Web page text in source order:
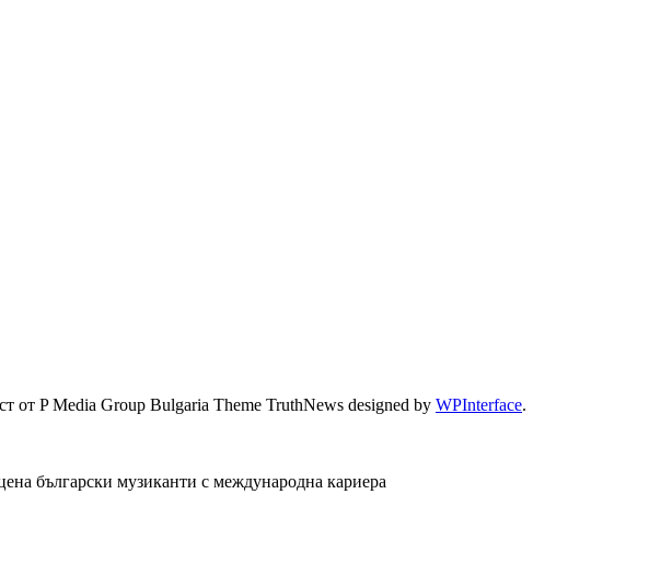
от P Media Group Bulgaria Theme TruthNews designed by WPInterface.
български музиканти с международна кариера